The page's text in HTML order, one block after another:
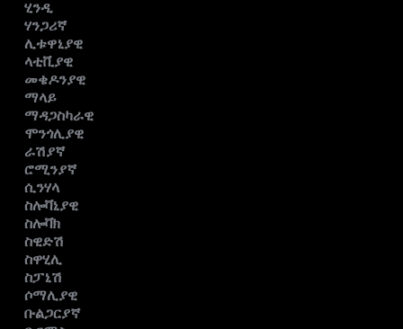
ሂንዲ
ሃንጋሪኛ
ሊቱዋኒያዊ
ላቲቪያዊ
መቄዶንያዊ
ማላይ
ማዳጋስካራዊ
ሞንጎሊያዊ
ራሽያኛ
ሮሚንያኛ
ሲንሃላ
ስሎቫኒያዊ
ስሎቫክ
ስዊድሽ
ስዋሂሊ
ስፓኒሽ
ሶማሊያዊ
ቡልጋርያኛ